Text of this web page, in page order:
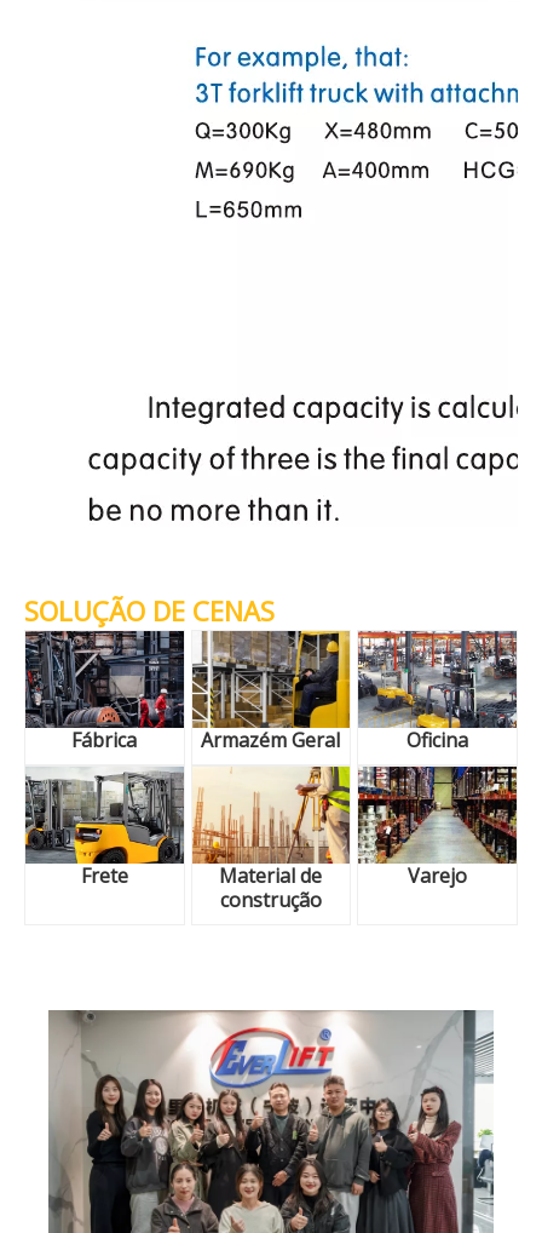
SOLUÇÃO DE CENAS
Fábrica Armazém Geral Oficina
Frete
Material de
construção
Varejo